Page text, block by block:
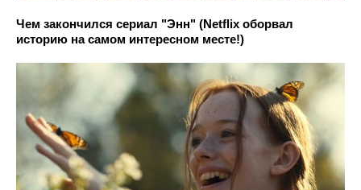
Чем закончился сериал "Энн" (Netflix оборвал
историю на самом интересном месте!)